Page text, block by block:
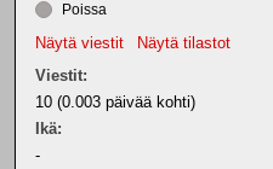
Poissa
Näytä viestit
Näytä tilastot
Viestit:
10 (0.003 päivää kohti)
Ikä:
-